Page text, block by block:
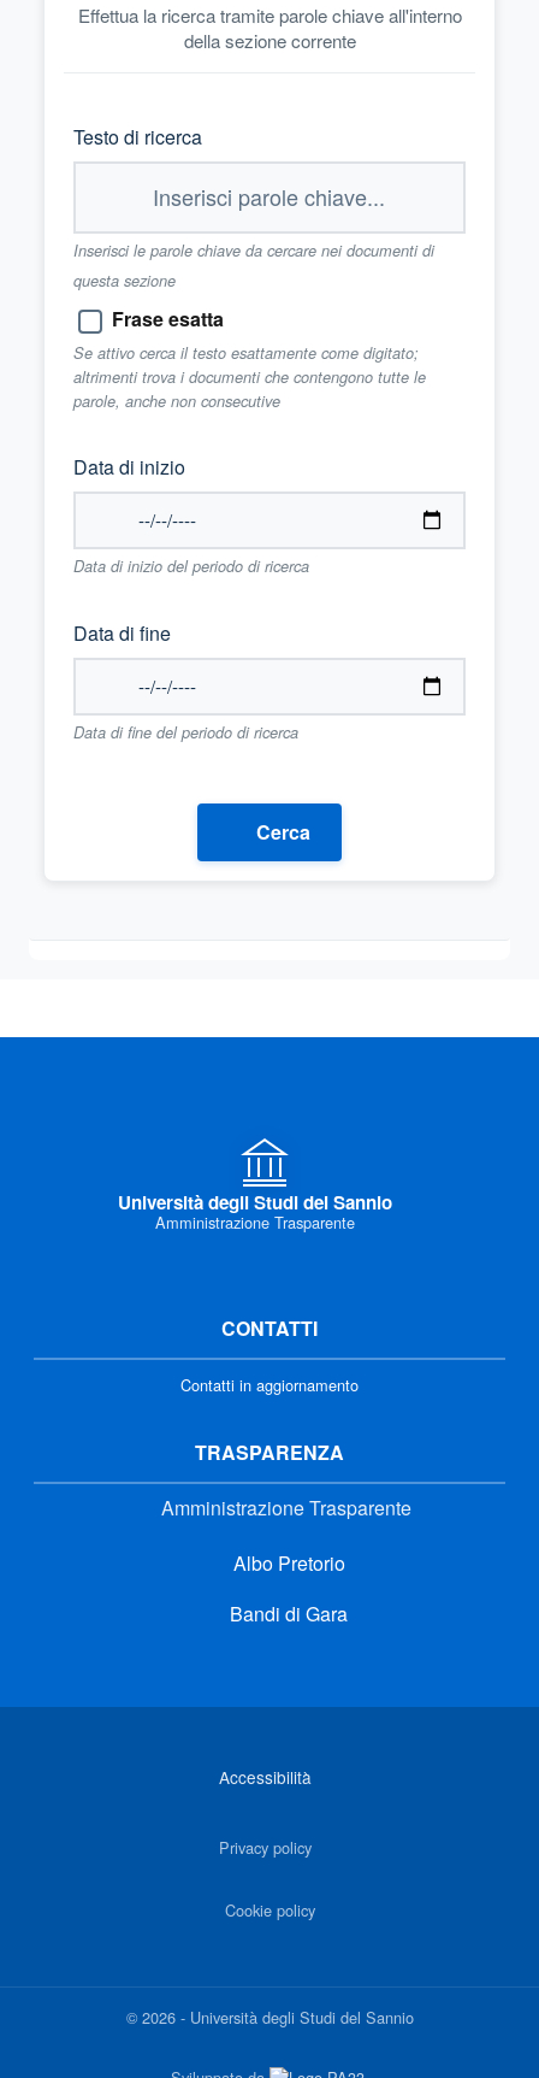
Effettua la ricerca tramite parole chiave all'interno
della sezione corrente
Testo di ricerca
Inserisci le parole chiave da cercare nei documenti di
questa sezione
Frase esatta
Se attivo cerca il testo esattamente come digitato;
altrimenti trova i documenti che contengono tutte le
parole, anche non consecutive
Data di inizio
Data di inizio del periodo di ricerca
Data di fine
Data di fine del periodo di ricerca
Cerca
Università degli Studi del Sannio
Amministrazione Trasparente
CONTATTI
Contatti in aggiornamento
TRASPARENZA
Amministrazione Trasparente
Albo Pretorio
Bandi di Gara
Accessibilità
Privacy policy
Cookie policy
©2026- Università degli Studi del Sannio